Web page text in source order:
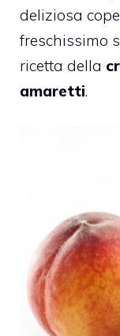
deliziosa
freschissimo
ricetta della
amaretti.